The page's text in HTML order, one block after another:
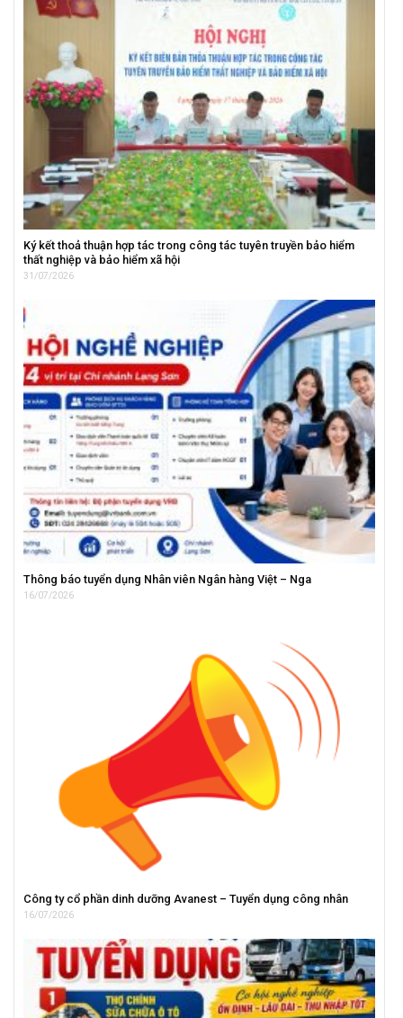
Ký kết thoả thuận hợp tác trong công tác tuyên truyền bảo hiểm
thất nghiệp và bảo hiểm xã hội
31/07/2026
Thông báo tuyển dụng Nhân viên Ngân hàng Việt – Nga
16/07/2026
Công ty cổ phần dinh dưỡng Avanest – Tuyển dụng công nhân
16/07/2026